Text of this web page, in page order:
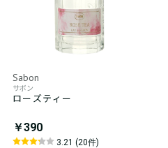
Sabon
サボン
ローズティー
￥390
3.21 (20件)